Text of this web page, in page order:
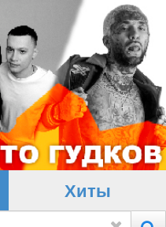
Хиты